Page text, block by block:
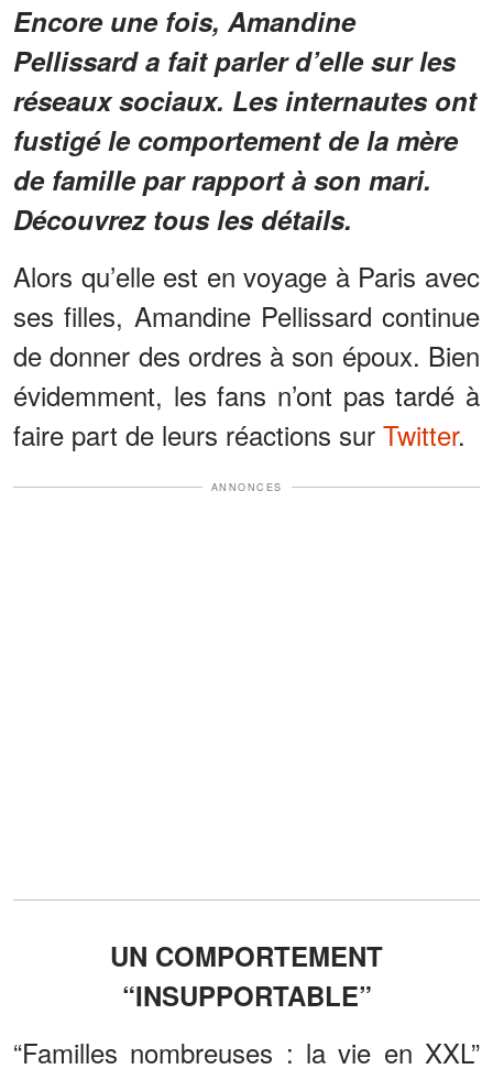
Encore une fois, Amandine
Pellissard a fait parler d’elle sur les
réseaux sociaux. Les internautes ont
fustigé le comportement de la mère
de famille par rapport à son mari.
Découvrez tous les détails.
Alors qu’elle est en voyage à Paris avec
ses filles, Amandine Pellissard continue
de donner des ordres à son époux. Bien
évidemment, les fans n’ont pas tardé à
faire part de leurs réactions sur Twitter.
ANNONCES
UN COMPORTEMENT
“INSUPPORTABLE”
“Familles nombreuses : la vie en XXL”